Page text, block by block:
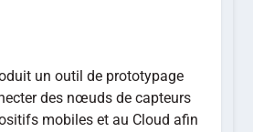
un outil de prototypage
des nœuds de capteurs
mobiles et au Cloud afin